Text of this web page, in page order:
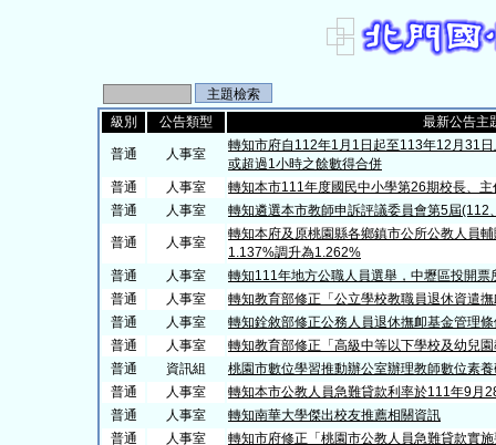
級別 公告類型 最新公告主
普通 人事室
轉知市府自112年1月1日起至113年12月31
或超過1小時之餘數得合併
普通
人事室
轉知本市111年度國民中小學第26期校長、
普通
人事室 轉知遴選本市教師申訴評議委員會第5屆(112
普通 人事室
轉知本府及原桃園縣各鄉鎮市公所公教人員
1.137%調升為1.262%
普通
人事室
轉知111年地方公職人員選舉，中壢區投開
普通
人事室
轉知教育部修正「公立學校教職員退休資遣
普通
人事室
轉知銓敘部修正公務人員退休撫卹基金管理
普通
人事室
轉知教育部修正「高級中等以下學校及幼兒
普通
資訊組
桃園市數位學習推動辦公室辦理教師數位素
普通
人事室
轉知本市公教人員急難貸款利率於111年9月
普通
人事室
轉知南華大學傑出校友推薦相關資訊
普通
人事室 轉知市府修正「桃園市公教人員急難貸款實